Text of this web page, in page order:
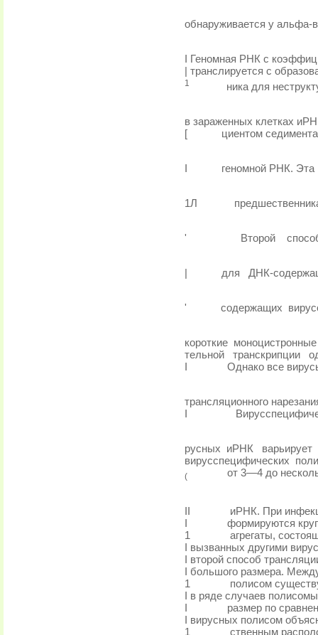
обнаруживается у альфа-
I Геномная РНК с
| транслируется с
1 ника для
в зараженных клетках
[
циентом
геномной РНК. Эта
1Л
' Второй
для ДНК-
' содержащих
короткие моноцистронные
тельной
транскрипции
Однако все
трансляционного
русных иРНК варьирует
вирусспецифических
( от 3—4 до
иРНК. При
формируются
1
агрегаты,
I вызванных другими
I второй способ
I большого размера.
1
полисом
I в ряде случаев
размер по
I вирусных полисом
1
ственным